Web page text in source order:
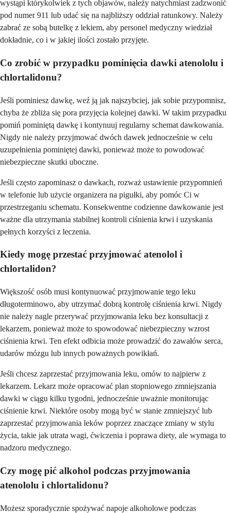
wystąpi którykolwiek z tych objawów, należy natychmiast zadzwonić
pod numer 911 lub udać się na najbliższy oddział ratunkowy. Należy
zabrać ze sobą butelkę z lekiem, aby personel medyczny wiedział
dokładnie, co i w jakiej ilości zostało przyjęte.
Co zrobić w przypadku pominięcia dawki atenololu i
chlortalidonu?
Jeśli pominiesz dawkę, weź ją jak najszybciej, jak sobie przypomnisz,
chyba że zbliża się pora przyjęcia kolejnej dawki. W takim przypadku
pomiń pominiętą dawkę i kontynuuj regularny schemat dawkowania.
Nigdy nie należy przyjmować dwóch dawek jednocześnie w celu
uzupełnienia pominiętej dawki, ponieważ może to powodować
niebezpieczne skutki uboczne.
Jeśli często zapominasz o dawkach, rozważ ustawienie przypomnień
w telefonie lub użycie organizera na pigułki, aby pomóc Ci w
przestrzeganiu schematu. Konsekwentne codzienne dawkowanie jest
ważne dla utrzymania stabilnej kontroli ciśnienia krwi i uzyskania
pełnych korzyści z leczenia.
Kiedy mogę przestać przyjmować atenolol i
chlortalidon?
Większość osób musi kontynuować przyjmowanie tego leku
długoterminowo, aby utrzymać dobrą kontrolę ciśnienia krwi. Nigdy
nie należy nagle przerywać przyjmowania leku bez konsultacji z
lekarzem, ponieważ może to spowodować niebezpieczny wzrost
ciśnienia krwi. Ten efekt odbicia może prowadzić do zawałów serca,
udarów mózgu lub innych poważnych powikłań.
Jeśli chcesz zaprzestać przyjmowania leku, omów to najpierw z
lekarzem. Lekarz może opracować plan stopniowego zmniejszania
dawki w ciągu kilku tygodni, jednocześnie uważnie monitorując
ciśnienie krwi. Niektóre osoby mogą być w stanie zmniejszyć lub
zaprzestać przyjmowania leków poprzez znaczące zmiany w stylu
życia, takie jak utrata wagi, ćwiczenia i poprawa diety, ale wymaga to
nadzoru medycznego.
Czy mogę pić alkohol podczas przyjmowania
atenololu i chlortalidonu?
Możesz sporadycznie spożywać napoje alkoholowe podczas